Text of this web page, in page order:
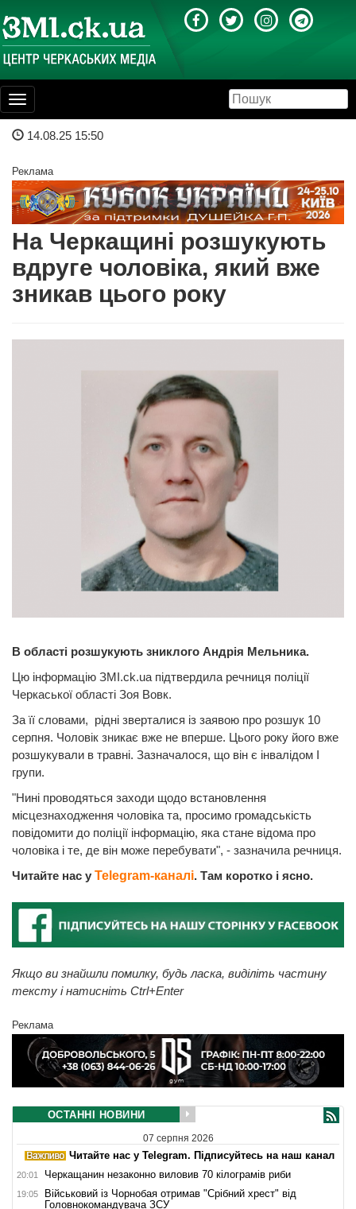
Toggle
navigation
14.08.25 15:50
Реклама
На Черкащині розшукують
вдруге чоловіка, який вже
зникав цього року
В області розшукують зниклого Андрія Мельника.
Цю інформацію ЗМІ.ck.ua підтвердила речниця поліції
Черкаської області Зоя Вовк.
За її словами, рідні зверталися із заявою про розшук 10
серпня. Чоловік зникає вже не вперше. Цього року його вже
розшукували в травні. Зазначалося, що він є інвалідом І
групи.
"Нині проводяться заходи щодо встановлення
місцезнаходження чоловіка та, просимо громадськість
повідомити до поліції інформацію, яка стане відома про
чоловіка і те, де він може перебувати", - зазначила речниця.
Читайте нас у Telegram-каналі. Там коротко і ясно.
Якщо ви знайшли помилку, будь ласка, виділіть частину
тексту і натисніть Ctrl+Enter
Реклама
ОСТАННІ НОВИНИ
07 серпня 2026
Читайте нас у Telegram. Підписуйтесь на наш канал
20:01 Черкащанин незаконно виловив 70 кілограмів риби
19:05
Військовий із Чорнобая отримав "Срібний хрест" від
Головнокомандувача ЗСУ